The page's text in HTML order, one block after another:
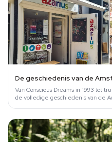
De geschiedenis van de
Van Conscious Dreams in 1993 tot
de volledige geschiedenis van de